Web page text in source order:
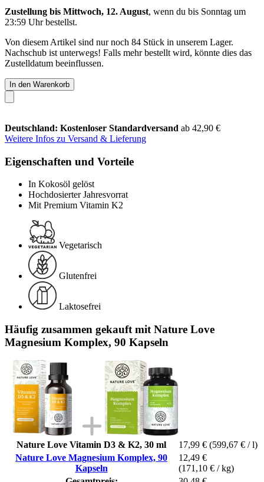
Zustellung bis Mittwoch, 12. August, wenn du bis Sonntag um
23:59 Uhrbestellst.
Von diesem Artikel sind nur noch 84 Stück in unserem Lager.
Nachschub ist unterwegs! Falls mehr bestellt wird, könnte dies das
Zustelldatum beeinflussen.
In den Warenkorb
Deutschland: Kostenloser Standardversand ab 42,90 €
Weitere Infos zu Versand & Lieferung
Eigenschaften und Vorteile
In Kokosöl gelöst
Hochdosierter Jahresvorrat
Mit Premium Vitamin K2
Vegetarisch
Glutenfrei
Laktosefrei
Häufig zusammen gekauft mit Nature Love
Magnesium Komplex, 90 Kapseln
Nature Love Vitamin D3 & K2, 30 ml 17,99 € (599,67 € / l)
Nature Love Magnesium Komplex, 90
Kapseln
12,49 €
(171,10 € / kg)